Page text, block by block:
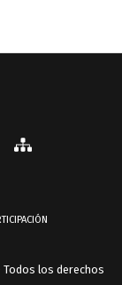
Todos los derechos